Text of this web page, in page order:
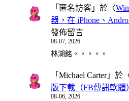
「 匿名訪客 」於〈
器，在 iPhone、
發佈留言
08-07, 2026
林湖銘。。。。。
「 Michael Carter」於
版下載（FB傳訊軟體
08-06, 2026